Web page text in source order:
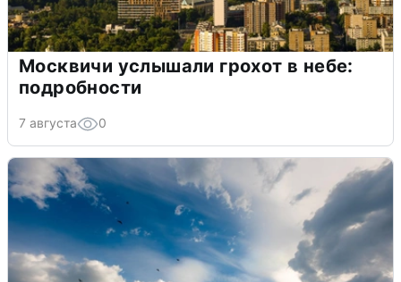
Москвичи услышали грохот в небе:
подробности
7 августа 0